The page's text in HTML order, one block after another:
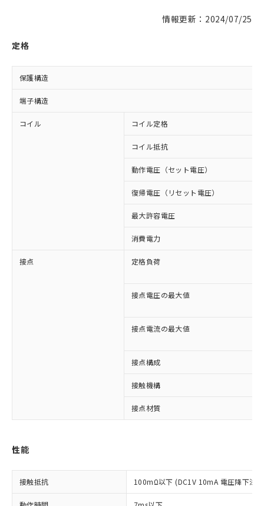
情報更新：2024/07/25
定格
保護構造
端子構造
コイル コイル定格
コイル抵抗
動作電圧（セット電圧）
復帰電圧（リセット電圧）
最大許容電圧
消費電力
接点 定格負荷
接点電圧の最大値
接点電流の最大値
接点構成
接触機構
接点材質
性能
接触抵抗 100mΩ以下 (DC1V 10mA 電圧降下法)
ご利用条件
※1 対応状況
す。
対応予定：EU RoHS指令（10物質）の非含